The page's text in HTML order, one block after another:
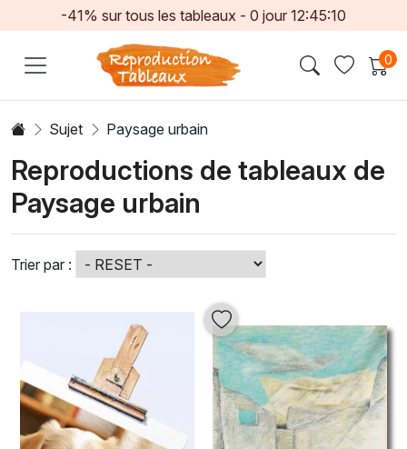
-41% sur tous les tableaux - 0 jour 12:45:08
0
Sujet Paysage urbain
Reproductions de tableaux de
Paysage urbain
Trier par :